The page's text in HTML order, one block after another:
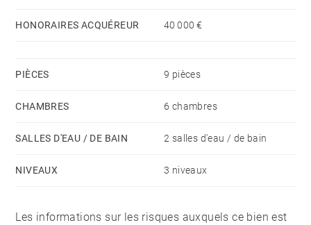
HONORAIRES ACQUÉREUR 40 000 €
PIÈCES 9 pièces
CHAMBRES 6 chambres
SALLES D'EAU / DE BAIN 2 salles d'eau / de bain
NIVEAUX 3 niveaux
Les informations sur les risques auxquels ce bien est